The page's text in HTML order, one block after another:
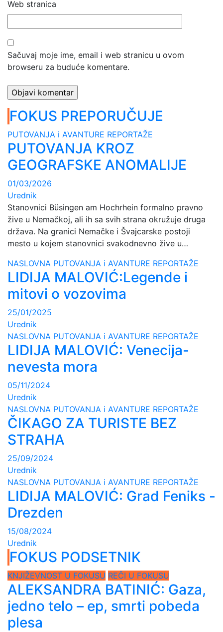
Web stranica
Sačuvaj moje ime, email i web stranicu u ovom
browseru za buduće komentare.
FOKUS PREPORUČUJE
PUTOVANJA i AVANTURE REPORTAŽE
PUTOVANJA KROZ
GEOGRAFSKE ANOMALIJE
01/03/2026
Urednik
Stanovnici Büsingen am Hochrhein formalno pravno
žive u Nemačkoj, ali ih sa svih strana okružuje druga
država. Na granici Nemačke i Švajcarske postoji
mesto u kojem stanovnici svakodnevno žive u…
NASLOVNA PUTOVANJA i AVANTURE REPORTAŽE
LIDIJA MALOVIĆ:Legende i
mitovi o vozovima
25/01/2025
Urednik
NASLOVNA PUTOVANJA i AVANTURE REPORTAŽE
LIDIJA MALOVIĆ: Venecija-
nevesta mora
05/11/2024
Urednik
NASLOVNA PUTOVANJA i AVANTURE REPORTAŽE
ČIKAGO ZA TURISTE BEZ
STRAHA
25/09/2024
Urednik
NASLOVNA PUTOVANJA i AVANTURE REPORTAŽE
LIDIJA MALOVIĆ: Grad Feniks -
Drezden
15/08/2024
Urednik
FOKUS PODSETNIK
KNJIŽEVNOST U FOKUSU REČI U FOKUSU
ALEKSANDRA BATINIĆ: Gaza,
jedno telo – ep, smrti pobeda
plesa